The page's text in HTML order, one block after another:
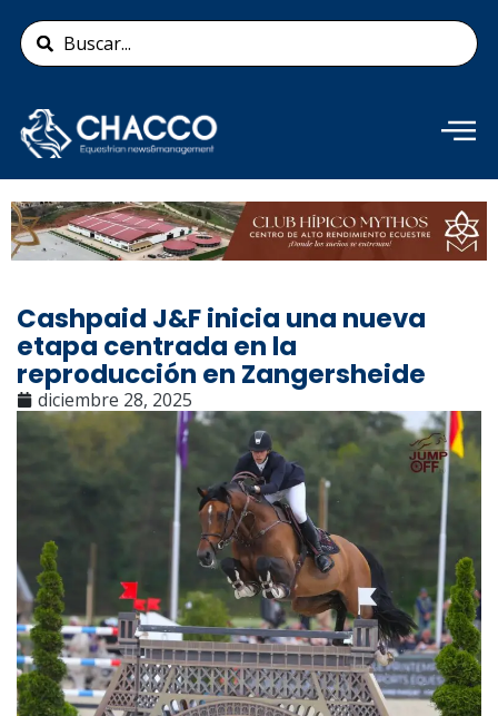
contenido
Search
...
Añade aquí tu texto de
cabecera
Cashpaid J&F inicia una nueva
etapa centrada en la
reproducción en Zangersheide
diciembre 28, 2025